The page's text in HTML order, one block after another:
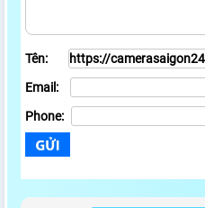
Tên:
Email:
Phone: